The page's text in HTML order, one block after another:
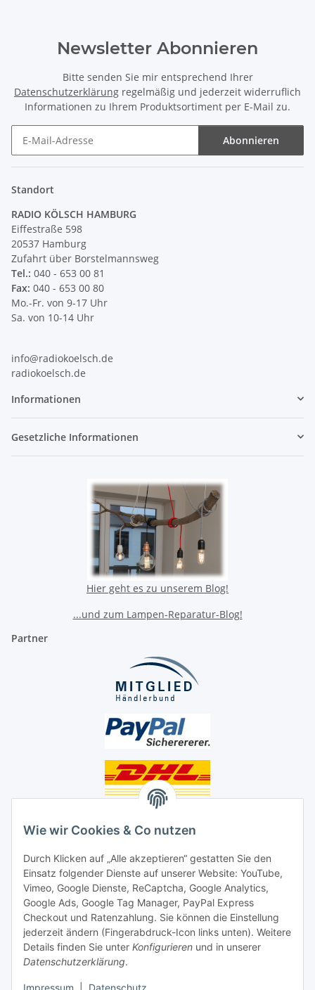
Wie wir Cookies & Co nutzen
Durch Klicken auf „Alle akzeptieren“ gestatten Sie den
Einsatz folgender Dienste auf unserer Website: YouTube,
Vimeo, Google Dienste, ReCaptcha, Google Analytics,
Google Ads, Google Tag Manager, PayPal Express
Checkout und Ratenzahlung. Sie können die Einstellung
jederzeit ändern (Fingerabdruck-Icon links unten). Weitere
Details finden Sie unter Konfigurieren und in unserer
Datenschutzerklärung.
Newsletter Abonnieren
Bitte senden Sie mir entsprechend Ihrer
Datenschutzerklärung regelmäßig und jederzeit widerruflich
Informationen zu Ihrem Produktsortiment per E-Mail zu.
Abonnieren
Standort
RADIO KÖLSCH HAMBURG
Eiffestraße 598
20537 Hamburg
Zufahrt über Borstelmannsweg
Tel.: 040 - 653 00 81
Fax: 040 - 653 00 80
Mo.-Fr. von 9-17 Uhr
Sa. von 10-14 Uhr
info@radiokoelsch.de
radiokoelsch.de
Informationen
Gesetzliche Informationen
Hier geht es zu unserem Blog!
...und zum Lampen-Reparatur-Blog!
Partner
Social Media
Unsere Dienstleistungen
Lampenreparatur
Lichtservice für Senioren
Vertrag widerrufen